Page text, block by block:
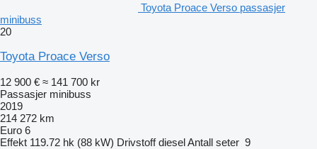
Toyota Proace Verso passasjer
minibuss
20
Toyota Proace Verso
12 900 € ≈ 141 700 kr
Passasjer minibuss
2019
214 272 km
Euro 6
Effekt 119.72 hk (88 kW) Drivstoff dieselAntall seter 9